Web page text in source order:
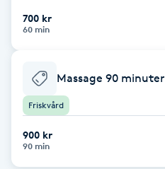
Brynformning
Brynfärgning
Brynplockning
Bröllopsuppsättning
700 kr
60 min
Massage 90 minuter
Friskvård
900 kr
90 min